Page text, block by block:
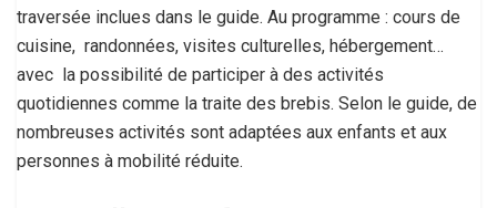
traversée inclues dans le guide. Au programme : cours de
cuisine, randonnées, visites culturelles, hébergement…
avec la possibilité de participer à des activités
quotidiennes comme la traite des brebis. Selon le guide, de
nombreuses activités sont adaptées aux enfants et aux
personnes à mobilité réduite.